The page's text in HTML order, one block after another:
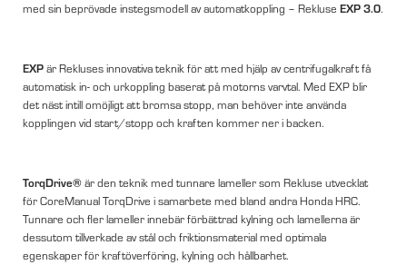
med sin beprövade instegsmodell av automatkoppling – Rekluse EXP 3.0.
EXPär Rekluses innovativa teknik för att med hjälp av centrifugalkraft få
automatisk in- och urkoppling baserat på motorns varvtal. Med EXP blir
det näst intill omöjligt att bromsa stopp, man behöver inte använda
kopplingen vid start/stopp och kraften kommer ner i backen.
TorqDrive®är den teknik med tunnare lameller som Rekluse utvecklat
för CoreManual TorqDrive i samarbete med bland andra Honda HRC.
Tunnare och fler lameller innebär förbättrad kylning och lamellerna är
dessutom tillverkade av stål och friktionsmaterial med optimala
egenskaper för kraftöverföring, kylning och hållbarhet.